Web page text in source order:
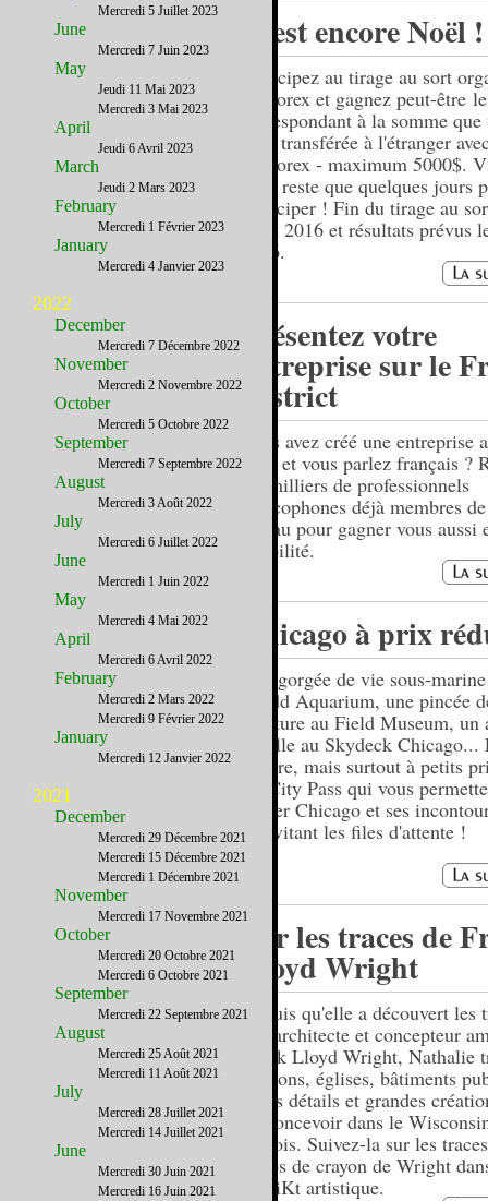
C’est encore Noël !
Participez au tirage au sort
USForex et gagnez peut-être
correspondant à la somme
avez transférée à l'étranger
USForex - maximum 5000$.
vous reste que quelques jours
participer ! Fin du tirage au
mars 2016 et résultats prévus
2016.
Présentez votre
entreprise sur le
District
Vous avez créé une entreprise
Unis et vous parlez français ?
les milliers de professionnels
francophones déjà membres
réseau pour gagner vous aussi
visibilité.
Chicago à prix
Une gorgée de vie sous-
Shedd Aquarium, une pincée
peinture au Field Museum, un
la ville au Skydeck Chicago...
encore, mais surtout à petits
les City Pass qui vous
visiter Chicago et ses
en évitant les files d'attente !
Sur les traces de
Lloyd Wright
Depuis qu'elle a découvert les
de l'architecte et concepteur
Frank Lloyd Wright, Nathalie
maisons, églises, bâtiments
petits détails et grandes
pu concevoir dans le
Illinois. Suivez-la sur les
coups de crayon de Wright
distriKt artistique.
Mercredi 5 Juillet 2023
June
Mercredi 7 Juin 2023
May
Jeudi 11 Mai 2023
Mercredi 3 Mai 2023
April
Jeudi 6 Avril 2023
March
Jeudi 2 Mars 2023
February
Mercredi 1 Février 2023
January
Mercredi 4 Janvier 2023
2022
December
Mercredi 7 Décembre 2022
November
Mercredi 2 Novembre 2022
October
Mercredi 5 Octobre 2022
September
Mercredi 7 Septembre 2022
August
Mercredi 3 Août 2022
July
Mercredi 6 Juillet 2022
June
Mercredi 1 Juin 2022
May
Mercredi 4 Mai 2022
April
Mercredi 6 Avril 2022
February
Mercredi 2 Mars 2022
Mercredi 9 Février 2022
January
Mercredi 12 Janvier 2022
2021
December
Mercredi 29 Décembre 2021
Mercredi 15 Décembre 2021
Mercredi 1 Décembre 2021
November
Mercredi 17 Novembre 2021
October
Mercredi 20 Octobre 2021
Mercredi 6 Octobre 2021
September
Mercredi 22 Septembre 2021
August
Mercredi 25 Août 2021
Mercredi 11 Août 2021
July
Mercredi 28 Juillet 2021
Mercredi 14 Juillet 2021
June
Mercredi 30 Juin 2021
Mercredi 16 Juin 2021